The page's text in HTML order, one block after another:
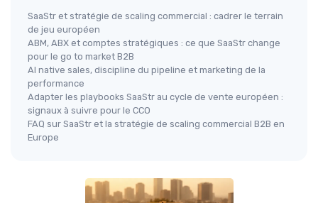
SaaStr et stratégie de scaling commercial : cadrer le terrain
de jeu européen
ABM, ABX et comptes stratégiques : ce que SaaStr change
pour le go to market B2B
AI native sales, discipline du pipeline et marketing de la
performance
Adapter les playbooks SaaStr au cycle de vente européen :
signaux à suivre pour le CCO
FAQ sur SaaStr et la stratégie de scaling commercial B2B en
Europe